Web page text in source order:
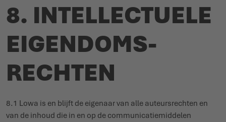
8. INTEL­LECTUELE
EIGEN­DOMS­
RECHTEN
8.1 Lowa is en blijft de eigenaar van alle auteurs­rechten en
van de inhoud die in en op de commu­ni­ca­tie­middelen